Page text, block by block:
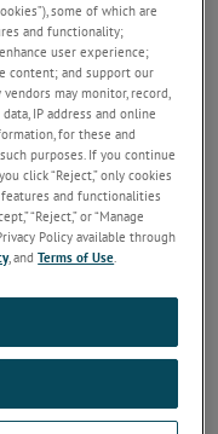
d’équipements et
à la lumière pour
du monde entier
méthodes d’essais
Les chambres de
répondent aux
les plus avancées, qui
des essais
de durabilité pour les
applications
de bord OLED, les
some of which are
and functionality;
user experience;
content; and support our
may monitor, record,
IP address and online
for these and
purposes. If you continue
click “Reject,” only cookies
and functionalities
“Reject,” or “Manage
Policy available through
, andTerms of Use.